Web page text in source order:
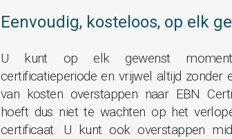
Eenvoudig, kosteloos, op elk
U kunt op elk gewenst
certificatieperiode en vrijwel altijd zonder
van kosten overstappen naar EBN
hoeft dus niet te wachten op het
certificaat. U kunt ook overstappen